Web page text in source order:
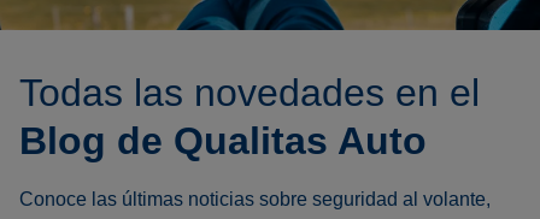
Todas las novedades en el
Blog de Qualitas Auto
Conoce las últimas noticias sobre seguridad al volante,